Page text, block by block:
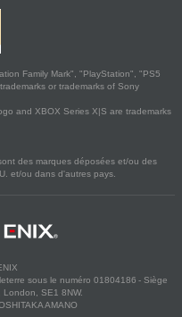
Family Mark", "PlayStation", "PS5
or trademarks of Sony
and XBOX Series X|S are trademarks
des marques déposées et/ou des
et/ou dans d'autres pays.
sous le numéro 01804186 - Siège
London, SE1 8NW.
AMANO